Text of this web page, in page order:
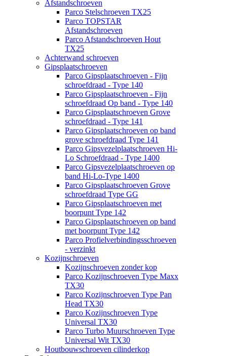
Afstandschroeven
Parco Stelschroeven TX25
Parco TOPSTAR
Afstandschroeven
Parco Afstandschroeven Hout
TX25
Achterwand schroeven
Gipsplaatschroeven
Parco Gipsplaatschroeven - Fijn
schroefdraad - Type 140
Parco Gipsplaatschroeven - Fijn
schroefdraad Op band - Type 140
Parco Gipsplaatschroeven Grove
schroefdraad - Type 141
Parco Gipsplaatschroeven op band
grove schroefdraad Type 141
Parco Gipsvezelplaatschroeven Hi-
Lo Schroefdraad - Type 1400
Parco Gipsvezelplaatschroeven op
band Hi-Lo-Type 1400
Parco Gipsplaatschroeven Grove
schroefdraad Type GG
Parco Gipsplaatschroeven met
boorpunt Type 142
Parco Gipsplaatschroeven op band
met boorpunt Type 142
Parco Profielverbindingsschroeven
- verzinkt
Kozijnschroeven
Kozijnschroeven zonder kop
Parco Kozijnschroeven Type Maxx
TX30
Parco Kozijnschroeven Type Pan
Head TX30
Parco Kozijnschroeven Type
Universal TX30
Parco Turbo Muurschroeven Type
Universal Wit TX30
Houtbouwschroeven cilinderkop